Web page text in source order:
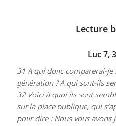
Lecture
Luc 7,
31 A qui donc comparerai-je
génération ? A qui sont-ils
32 Voici à quoi ils sont
sur la place publique, qui
pour dire : Nous vous avons